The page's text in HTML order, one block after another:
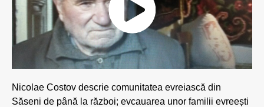
Nicolae Costov descrie comunitatea evreiască din
Săseni de până la război; evcauarea unor familii evreești